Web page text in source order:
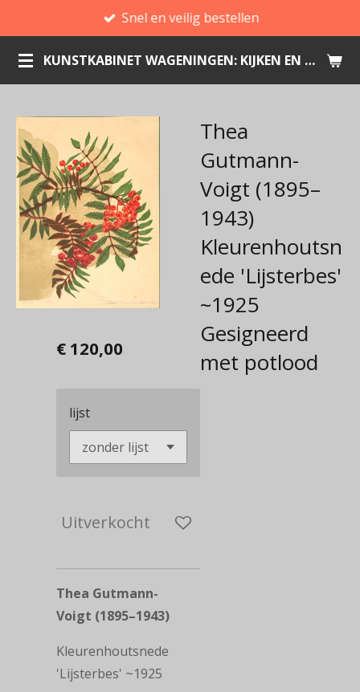
direct
naar
de
KUNSTKABINET WAGENINGEN: KIJKEN EN KOPEN
Snel en veilig bestellen
Thea
Gutmann-
Voigt (1895–
1943)
Kleurenhoutsn
ede 'Lijsterbes'
~1925
Gesigneerd
met potlood
€ 120,00
lijst
Uitverkocht
Thea Gutmann-
Voigt (1895–1943)
Kleurenhoutsnede
'Lijsterbes' ~1925